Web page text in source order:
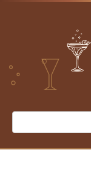
Перейти
Поиск: